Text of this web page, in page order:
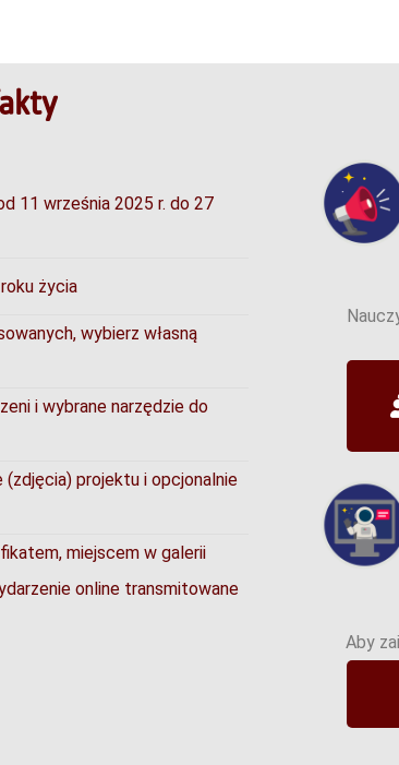
11 września 2025 r. do 27
życia
wybierz własną
i wybrane narzędzie do
projektu i opcjonalnie
miejscem w galerii
online transmitowane
Aby